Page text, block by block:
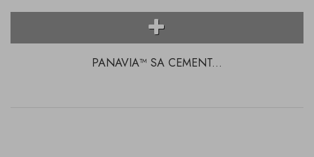
PANAVIA™ SA CEMENT...